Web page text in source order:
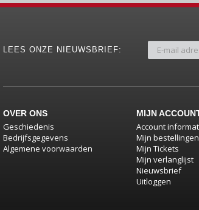
LEES ONZE NIEUWSBRIEF:
OVER ONS
Geschiedenis
Bedrijfsgegevens
Algemene voorwaarden
MIJN
Account
Mijn bestellingen
Mijn Tickets
Mijn verlanglijst
Nieuwsbrief
Uitloggen